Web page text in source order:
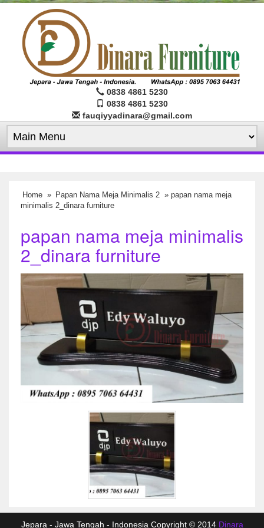
0838 4861 5230
0838 4861 5230
fauqiyyadinara@gmail.com
Home » Papan Nama Meja Minimalis 2 » papan nama meja
minimalis 2_dinara furniture
papan nama meja minimalis
2_dinara furniture
Jepara - Jawa Tengah - Indonesia Copyright © 2014 Dinara